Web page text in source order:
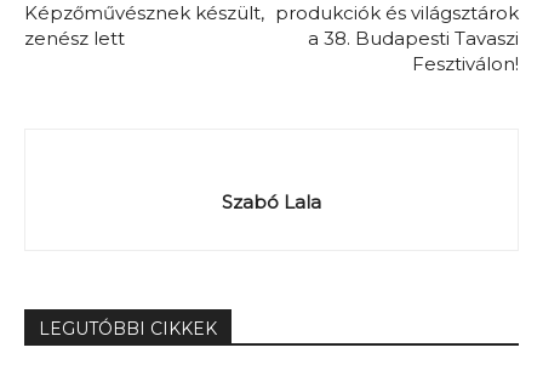
Képzőművésznek készült,
zenész lett
produkciók és világsztárok
a 38. Budapesti Tavaszi
Fesztiválon!
Szabó Lala
LEGUTÓBBI CIKKEK